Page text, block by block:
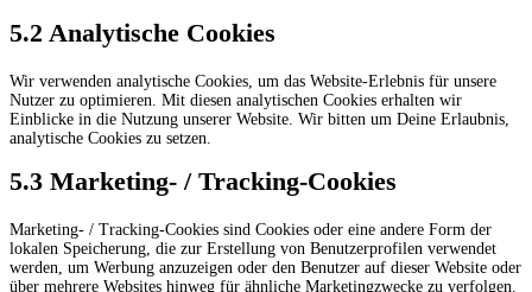
5.2 Analytische Cookies
Wir verwenden analytische Cookies, um das Website-Erlebnis für unsere
Nutzer zu optimieren. Mit diesen analytischen Cookies erhalten wir
Einblicke in die Nutzung unserer Website. Wir bitten um Deine Erlaubnis,
analytische Cookies zu setzen.
5.3 Marketing- / Tracking-Cookies
Marketing- / Tracking-Cookies sind Cookies oder eine andere Form der
lokalen Speicherung, die zur Erstellung von Benutzerprofilen verwendet
werden, um Werbung anzuzeigen oder den Benutzer auf dieser Website oder
über mehrere Websites hinweg für ähnliche Marketingzwecke zu verfolgen.